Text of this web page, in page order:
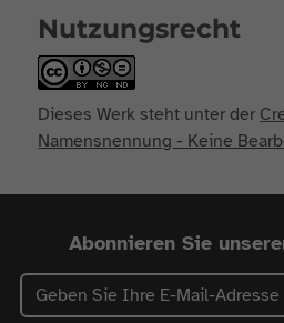
Nutzungsrecht
Dieses Werk steht unter der
Namensnennung - Keine
Abonnieren Sie